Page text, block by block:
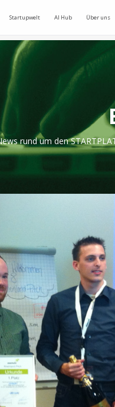
Startupwelt AI Hub Über uns
rund um den